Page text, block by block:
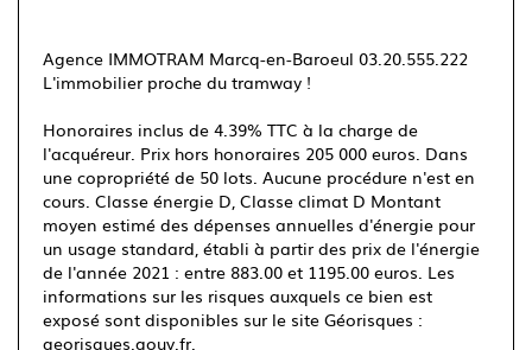
Agence IMMOTRAM Marcq-en-Baroeul 03.20.555.222
L'immobilier proche du tramway !
Honoraires inclus de 4.39% TTC à la charge de
l'acquéreur. Prix hors honoraires 205 000 euros. Dans
une copropriété de 50 lots. Aucune procédure n'est en
cours. Classe énergie D, Classe climat D Montant
moyen estimé des dépenses annuelles d'énergie pour
un usage standard, établi à partir des prix de l'énergie
de l'année 2021 : entre 883.00 et 1195.00 euros. Les
informations sur les risques auxquels ce bien est
exposé sont disponibles sur le site Géorisques :
georisques.gouv.fr.